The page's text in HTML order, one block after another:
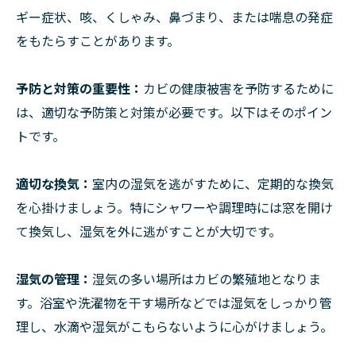
ギー症状、咳、くしゃみ、鼻づまり、または喘息の発症
をもたらすことがあります。
予防と対策の重要性： カビの健康被害を予防するために
は、適切な予防策と対策が必要です。以下はそのポイン
トです。
適切な換気： 室内の湿気を逃がすために、定期的な換気
を心掛けましょう。特にシャワーや調理時には窓を開け
て換気し、湿気を外に逃がすことが大切です。
湿気の管理： 湿気の多い場所はカビの繁殖地となりま
す。浴室や洗濯物を干す場所などでは湿気をしっかり管
理し、水滴や湿気がこもらないように心がけましょう。